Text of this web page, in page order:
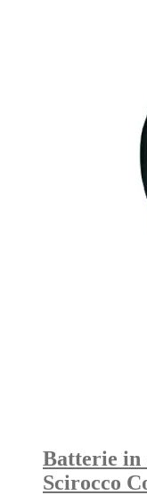
Batterie in
Scirocco